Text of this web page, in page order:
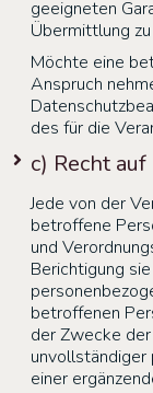
geeigneten
Übermittlung
Möchte eine
Anspruch
des für die
c) Recht
Jede von der
betroffene
und
Berichtigung
betroffenen
der Zwecke
einer